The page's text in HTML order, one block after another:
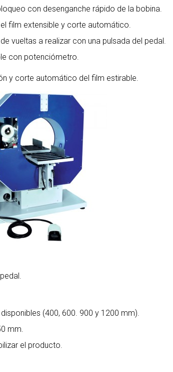
con desenganche rápido de la bobina.
film extensible y corte automático.
vueltas a realizar con una pulsada del pedal.
con potenciómetro.
y corte automático del film estirable.
(400, 600. 900 y 1200 mm).
mm.
el producto.